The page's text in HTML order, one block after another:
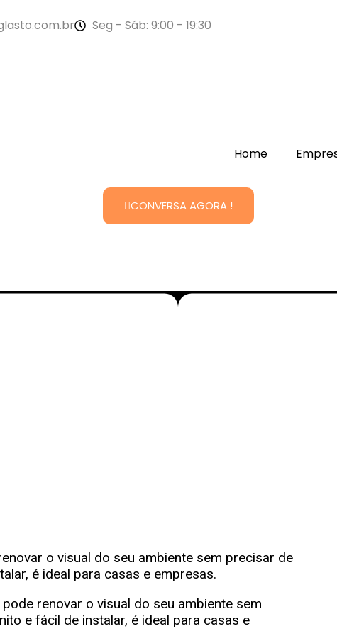
Seg - Sáb: 9:00 - 19:30
Home
CONVERSA AGORA !
o visual do seu ambiente sem precisar de
é ideal para casas e empresas.